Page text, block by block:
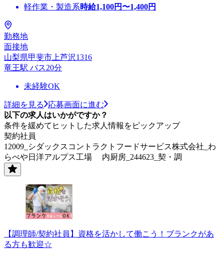
軽作業・製造系時給1,100円〜1,400円
勤務地
面接地
山梨県甲斐市上芦沢1316
竜王駅 バス20分
未経験OK
詳細を見る
応募画面に進む
以下の求人はいかがですか？
条件を緩めてヒットした求人情報をピックアップ
契約社員
12009_シダックスコントラクトフードサービス株式会社_わ
らべや日洋アルプス工場 内厨房_244623_契・調
【調理師/契約社員】資格を活かして働こう！ブランクがあ
る方も歓迎☆